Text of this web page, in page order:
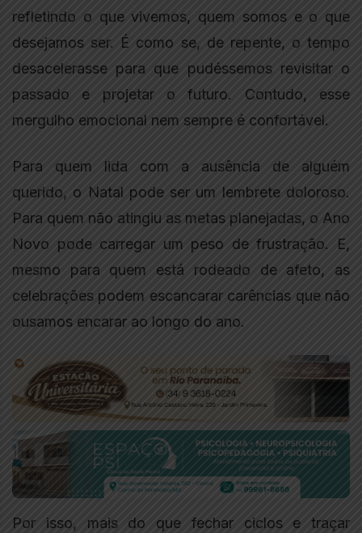
refletindo o que vivemos, quem somos e o que
desejamos ser. É como se, de repente, o tempo
desacelerasse para que pudéssemos revisitar o
passado e projetar o futuro. Contudo, esse
mergulho emocional nem sempre é confortável.
Para quem lida com a ausência de alguém
querido, o Natal pode ser um lembrete doloroso.
Para quem não atingiu as metas planejadas, o Ano
Novo pode carregar um peso de frustração. E,
mesmo para quem está rodeado de afeto, as
celebrações podem escancarar carências que não
ousamos encarar ao longo do ano.
Por isso, mais do que fechar ciclos e traçar